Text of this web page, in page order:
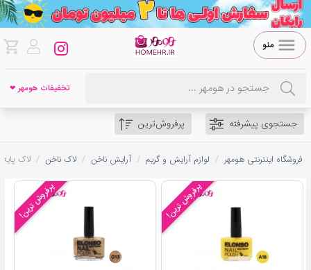
منو
تخفیفات هومهر ❤
جستجوی پیشرفته پرفروش‌ترین
فروشگاه اینترنتی هومهر / لوازم آرایش و گریم / آرایش ناخن / لاک ناخن / لاک
پرفروش ترین! پرفروش ترین!